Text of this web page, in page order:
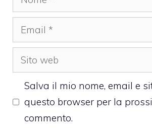
Email
Sito
web
Salva il mio nome, email e
questo browser per la
commento.